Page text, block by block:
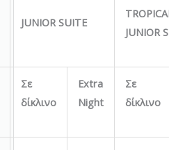
JUNIOR SUITE
JUNIOR
Σε
δίκλινο
Extra
Night
Σε
δίκλινο